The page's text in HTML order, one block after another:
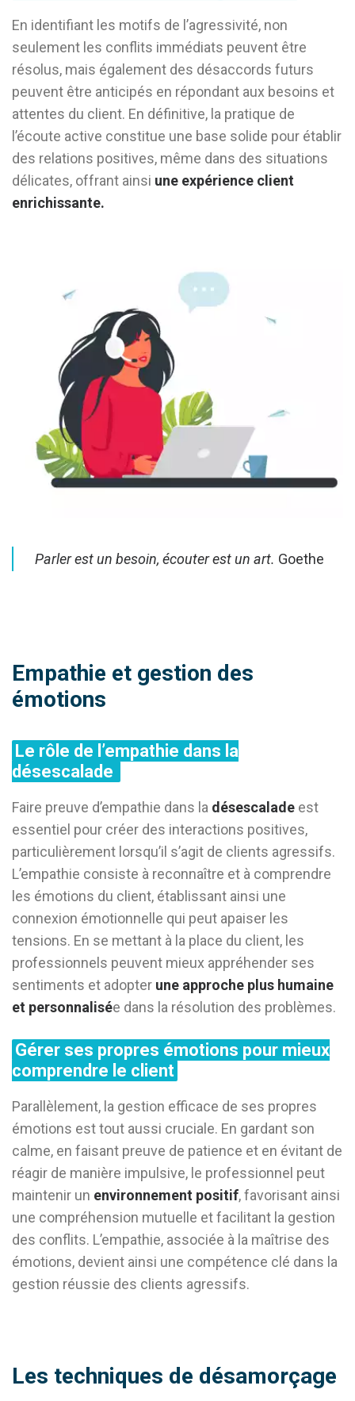
En identifiant les motifs de l’agressivité, non
seulement les conflits immédiats peuvent être
résolus, mais également des désaccords futurs
peuvent être anticipés en répondant aux besoins et
attentes du client. En définitive, la pratique de
l’écoute active constitue une base solide pour établir
des relations positives, même dans des situations
délicates, offrant ainsi une expérience client
enrichissante.
Parler est un besoin, écouter est un art. Goethe
Empathie et gestion des
émotions
Le rôle de l’empathie dans la
désescalade
Faire preuve d’empathie dans la désescalade est
essentiel pour créer des interactions positives,
particulièrement lorsqu’il s’agit de clients agressifs.
L’empathie consiste à reconnaître et à comprendre
les émotions du client, établissant ainsi une
connexion émotionnelle qui peut apaiser les
tensions. En se mettant à la place du client, les
professionnels peuvent mieux appréhender ses
sentiments et adopter une approche plus humaine
et personnalisée dans la résolution des problèmes.
Gérer ses propres émotions pour mieux
comprendre le client
Parallèlement, la gestion efficace de ses propres
émotions est tout aussi cruciale. En gardant son
calme, en faisant preuve de patience et en évitant de
réagir de manière impulsive, le professionnel peut
maintenir un environnement positif, favorisant ainsi
une compréhension mutuelle et facilitant la gestion
des conflits. L’empathie, associée à la maîtrise des
émotions, devient ainsi une compétence clé dans la
gestion réussie des clients agressifs.
Les techniques de désamorçage